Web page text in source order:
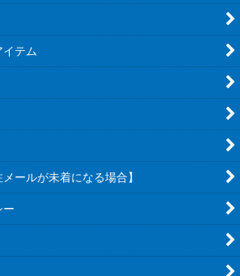
テム
ールが未着になる場合】
ー